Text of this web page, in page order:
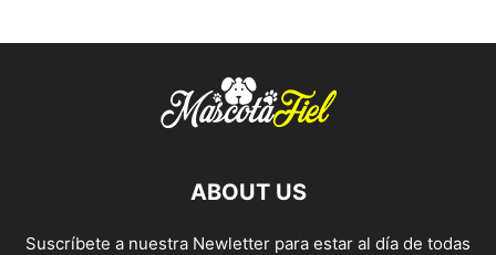
ABOUT US
Suscríbete a nuestra Newletter para estar al día de todas